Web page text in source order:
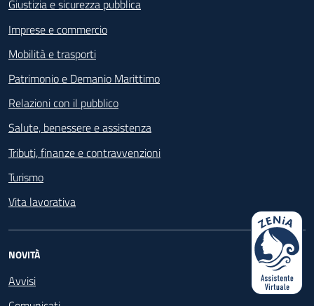
Giustizia e sicurezza pubblica
Imprese e commercio
Mobilità e trasporti
Patrimonio e Demanio Marittimo
Relazioni con il pubblico
Salute, benessere e assistenza
Tributi, finanze e contravvenzioni
Turismo
Vita lavorativa
NOVITÀ
Avvisi